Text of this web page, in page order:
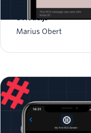
Como enviar uma
e Node.js
Marius Obert